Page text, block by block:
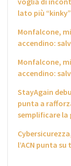
lato più “kinky”
Monfalcone,
accendino:
Monfalcone,
accendino:
StayAgain
punta a
semplificare la
l’ACN punta